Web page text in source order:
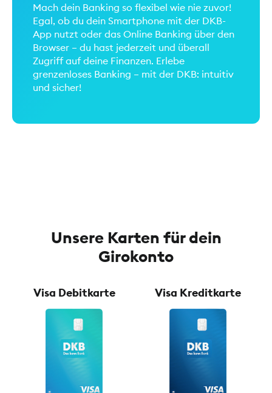
Mach dein Banking so flexibel wie nie zuvor!
Egal, ob du dein Smartphone mit der DKB-
App nutzt oder das Online Banking über den
Browser – du hast jederzeit und überall
Zugriff auf deine Finanzen. Erlebe
grenzenloses Banking – mit der DKB: intuitiv
und sicher!
Unsere Karten für dein
Girokonto
Visa Debitkarte Visa Kreditkarte